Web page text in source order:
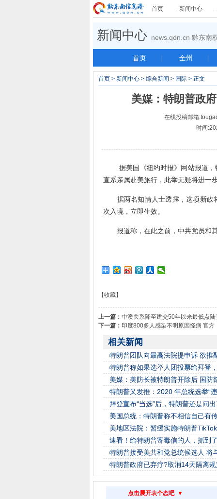
首页 - 新闻中心 -
新闻中心 news.qdn.cn 黔东南
首页 | 全州 |
首页 > 新闻中心 > 综合新闻 > 国际 > 正文
美媒：特朗普政
在线投稿邮箱
时间
据美国《纽约时报》网站报道，
直系亲属赴美旅行，此举无疑将进一
据两名知情人士透露，这项新政
次入境，立即生效。
报道称，在此之前，中共党员和其
【收藏】
上一篇： 中澳关系降至建交50年以来最低点
下一篇： 印度800多人感染不明原因怪病 官方
相关新闻
特朗普团队向最高法院提申诉 欲推
特朗普称如果选举人团投票给拜登
美媒：美防长被特朗普开除后 国防
特朗普又发推：2020 年总统选举“
拜登宣布“当选”后，特朗普还是问出
美国总统：特朗普称不相信自己有
美地区法院：暂缓实施特朗普
速看！给特朗普寄毒信的人，抓到了
特朗普接受美共和党总统候选人 将
特朗普政府已弃疗?取消14天隔离
点击展开表个态吧 ▼